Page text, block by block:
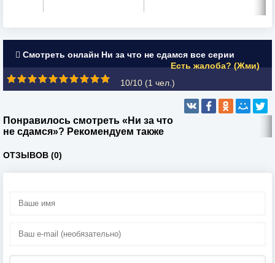
Смотреть онлайн Ни за что не сдамся все серии
Есть жалоба? (Жми)
10/10 (1 чел.)
Понравилось смотреть «Ни за что
не сдамся»? Рекомендуем также
ОТЗЫВОВ (0)